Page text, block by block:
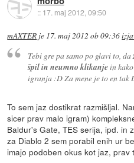
:: 17. maj 2012, 09:50
mAXTER je 17. maj 2012 ob 09:36
Tebi gre pa samo po glavi to, da
špil in neumno klikanjein kako
igranja :D Za mene je to en tak
To sem jaz dostikrat razmišljal.
sicer prav malo igram)
Baldur's Gate, TES serija, ipd. in
za Diablo 2 sem porabil enih ur
imajo podoben okus kot jaz, prav